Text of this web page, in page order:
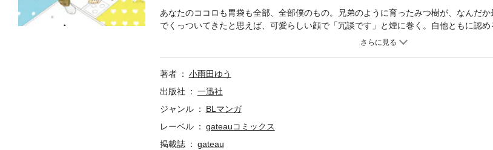
あなたのココロも胃袋も全部、全部僕のもの。兄弟のように育ったみつ樹が、なんだ
でくっついてきたと思えば、可愛らしい顔で「冗談です」と煙に巻く。自他ともに認め
は、そんなみつ樹に翻弄されっぱなし。しかも成り行きで同棲もスタートしてしまっ
著者
小雨田ゆう
出版社
一迅社
ジャンル
BLマンガ
レーベル
gateauコミックス
掲載誌
gateau